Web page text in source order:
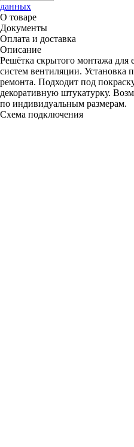
данных
О товаре
Документы
Оплата и доставка
Описание
Решётка скрытого монтажа для
систем вентиляции. Установка
ремонта. Подходит под
декоративную штукатурку.
по индивидуальным размерам.
Схема подключения